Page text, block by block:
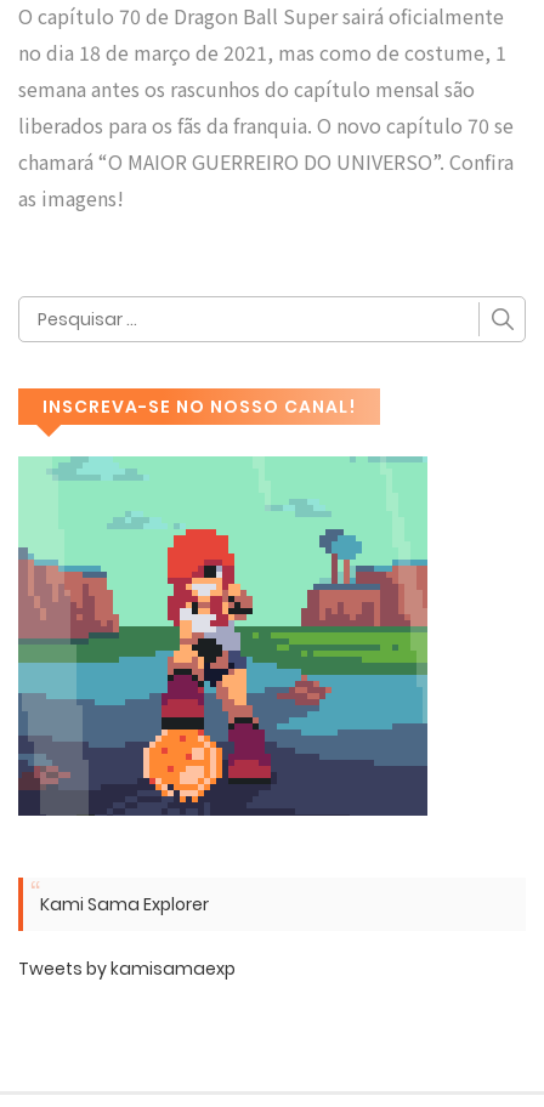
O capítulo 70 de Dragon Ball Super sairá oficialmente
no dia 18 de março de 2021, mas como de costume, 1
semana antes os rascunhos do capítulo mensal são
liberados para os fãs da franquia. O novo capítulo 70 se
chamará “O MAIOR GUERREIRO DO UNIVERSO”. Confira
as imagens!
INSCREVA-SE NO NOSSO CANAL!
Kami Sama Explorer
Tweets by kamisamaexp